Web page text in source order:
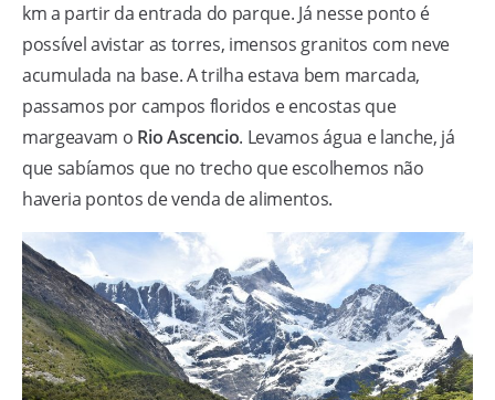
km a partir da entrada do parque. Já nesse ponto é
possível avistar as torres, imensos granitos com neve
acumulada na base. A trilha estava bem marcada,
passamos por campos floridos e encostas que
margeavam o Rio Ascencio. Levamos água e lanche, já
que sabíamos que no trecho que escolhemos não
haveria pontos de venda de alimentos.